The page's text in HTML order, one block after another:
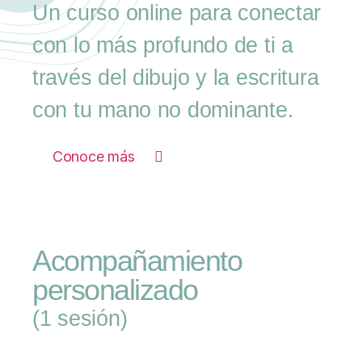
Un curso online para conectar
con lo más profundo de ti a
través del dibujo y la escritura
con tu mano no dominante.
Conoce más
Acompañamiento
personalizado
(1 sesión)